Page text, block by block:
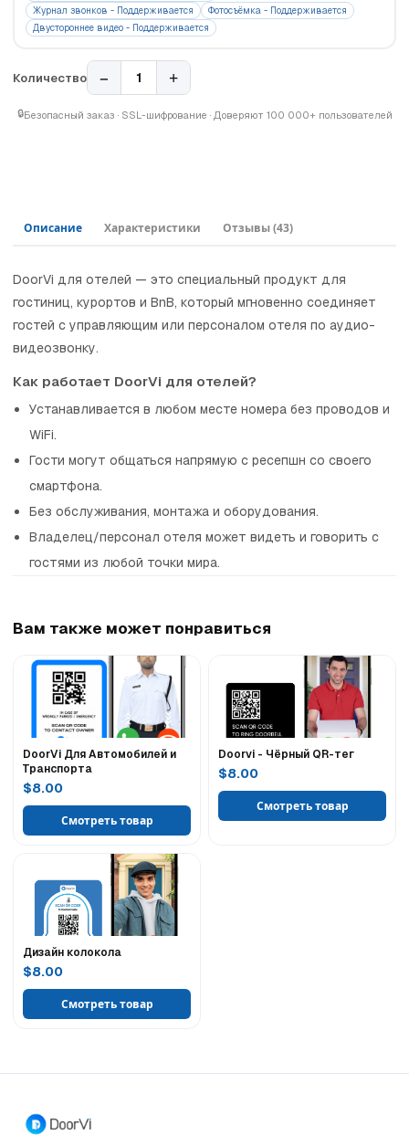
Журнал звонков - Поддерживается
Фотосъёмка - Поддерживается
Двустороннее видео - Поддерживается
Количество − 1 +
🔒Безопасный заказ · SSL-шифрование · Доверяют 100 000+ пользователей
Описание Характеристики Отзывы(43)
DoorVi для отелей — это специальный продукт для
гостиниц, курортов и BnB, который мгновенно соединяет
гостей с управляющим или персоналом отеля по аудио-
видеозвонку.
Как работает DoorVi для отелей?
Устанавливается в любом месте номера без проводов и
WiFi.
Гости могут общаться напрямую с ресепшн со своего
смартфона.
Без обслуживания, монтажа и оборудования.
Владелец/персонал отеля может видеть и говорить с
гостями из любой точки мира.
Вам также может понравиться
DoorVi Для Автомобилей и
Транспорта
$8.00
Смотреть товар
Doorvi - Чёрный QR-тег
$8.00
Смотреть товар
Дизайн колокола
$8.00
Смотреть товар